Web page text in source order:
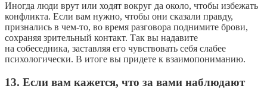
Иногда люди врут или ходят вокруг да около, чтобы избежать
конфликта. Если вам нужно, чтобы они сказали правду,
признались в чем-то, во время разговора поднимите брови,
сохраняя зрительный контакт. Так вы надавите
на собеседника, заставляя его чувствовать себя слабее
психологически. В итоге вы придете к взаимопониманию.
13. Если вам кажется, что за вами наблюдают